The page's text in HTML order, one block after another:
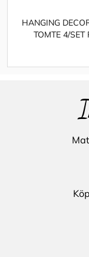
HANGING
TOMTE 4/SET